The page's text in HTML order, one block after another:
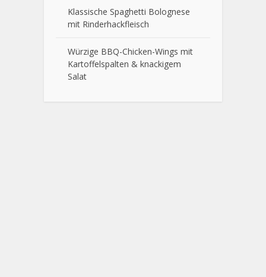
Klassische Spaghetti Bolognese
mit Rinderhackfleisch
Würzige BBQ-Chicken-Wings mit
Kartoffelspalten & knackigem
Salat